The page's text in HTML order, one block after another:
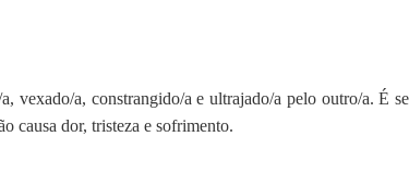
vexado/a, constrangido/a e ultrajado/a pelo outro/a. É
causa dor, tristeza e sofrimento.